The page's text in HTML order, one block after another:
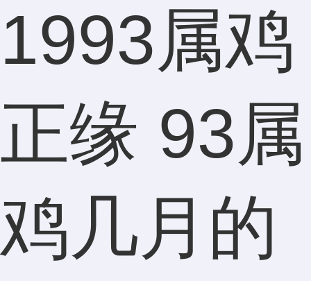
1993属鸡
正缘 93属
鸡几月的